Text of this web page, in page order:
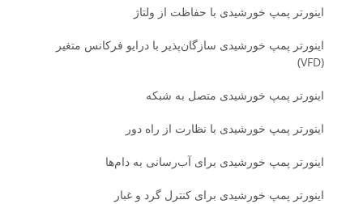
اینورتر پمپ خورشیدی با حفاظت از ولتاژ
اینورتر پمپ خورشیدی سازگان‌پذیر با درایو فرکانس متغیر
(VFD)
اینورتر پمپ خورشیدی متصل به شبکه
اینورتر پمپ خورشیدی با نظارت از راه دور
اینورتر پمپ خورشیدی برای آب‌رسانی به دام‌ها
اینورتر پمپ خورشیدی برای کنترل گرد و غبار